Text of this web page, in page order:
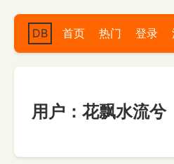
DB 首页 热门 登录
用户：花飘水流兮